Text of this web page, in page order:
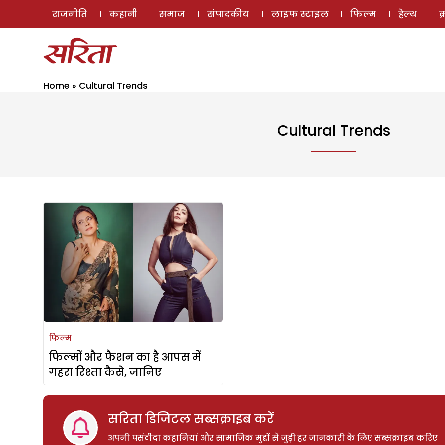
ई-मैगज़ीन
राजनीति कहानी समाज संपादकीय लाइफ स्टाइल फिल्म हेल्थ
Home » Cultural Trends
Cultural Trends
फिल्म
फिल्मों और फैशन का है आपस में
गहरा रिश्ता कैसे, जानिए
सरिता डिजिटल सब्सक्राइब करें
अपनी पसंदीदा कहानियां और सामाजिक मुद्दों से जुड़ी हर जानकारी के लिए सब्सक्राइब करिए